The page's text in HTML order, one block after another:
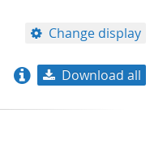
Change display
Download all